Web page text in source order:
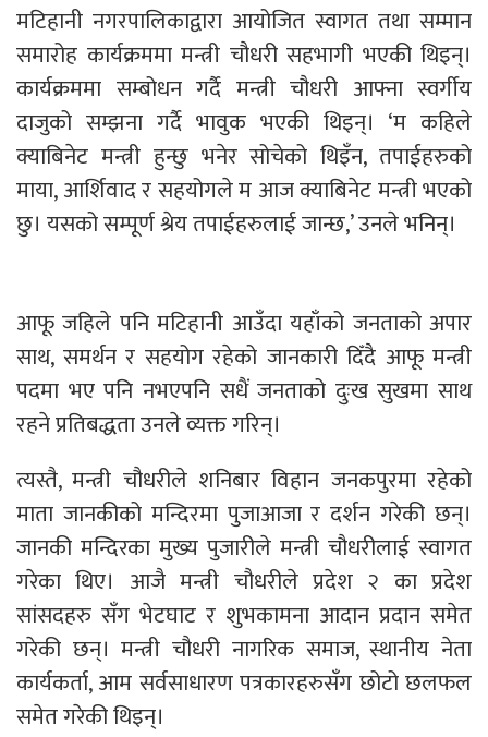
मटिहानी नगरपालिकाद्वारा आयोजित स्वागत तथा सम्मान
समारोह कार्यक्रममा मन्त्री चौधरी सहभागी भएकी थिइन्।
कार्यक्रममा सम्बोधन गर्दै मन्त्री चौधरी आफ्ना स्वर्गीय
दाजुको सम्झना गर्दै भावुक भएकी थिइन्। ‘म कहिले
क्याबिनेट मन्त्री हुन्छु भनेर सोचेको थिइँन, तपाईहरुको
माया, आर्शिवाद र सहयोगले म आज क्याबिनेट मन्त्री भएको
छु। यसको सम्पूर्ण श्रेय तपाईहरुलाई जान्छ,’ उनले भनिन्।
आफू जहिले पनि मटिहानी आउँदा यहाँको जनताको अपार
साथ, समर्थन र सहयोग रहेको जानकारी दिँदै आफू मन्त्री
पदमा भए पनि नभएपनि सधैं जनताको दुःख सुखमा साथ
रहने प्रतिबद्धता उनले व्यक्त गरिन्।
त्यस्तै, मन्त्री चौधरीले शनिबार विहान जनकपुरमा रहेको
माता जानकीको मन्दिरमा पुजाआजा र दर्शन गरेकी छन्।
जानकी मन्दिरका मुख्य पुजारीले मन्त्री चौधरीलाई स्वागत
गरेका थिए। आजै मन्त्री चौधरीले प्रदेश २ का प्रदेश
सांसदहरु सँग भेटघाट र शुभकामना आदान प्रदान समेत
गरेकी छन्। मन्त्री चौधरी नागरिक समाज, स्थानीय नेता
कार्यकर्ता, आम सर्वसाधारण पत्रकारहरुसँग छोटो छलफल
समेत गरेकी थिइन्।